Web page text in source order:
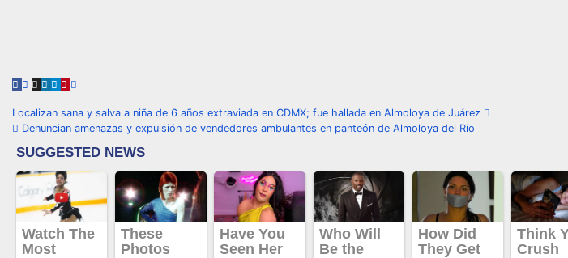
Navegación
de
entradas
Localizan sana y salva a niña de 6 años extraviada en CDMX; fue hallada en Almoloya de Juárez
Denuncian amenazas y expulsión de vendedores ambulantes en panteón de Almoloya del Río